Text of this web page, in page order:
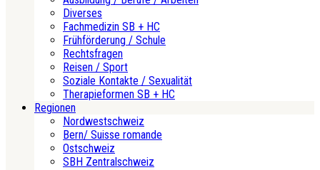
Diverses
Fachmedizin SB + HC
Frühförderung / Schule
Rechtsfragen
Reisen / Sport
Soziale Kontakte / Sexualität
Therapieformen SB + HC
Regionen
Nordwestschweiz
Bern/ Suisse romande
Ostschweiz
SBH Zentralschweiz